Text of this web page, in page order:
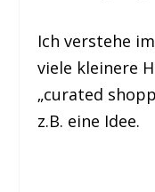
Ich verstehe
viele kleinere
„curated
z.B. eine Idee.